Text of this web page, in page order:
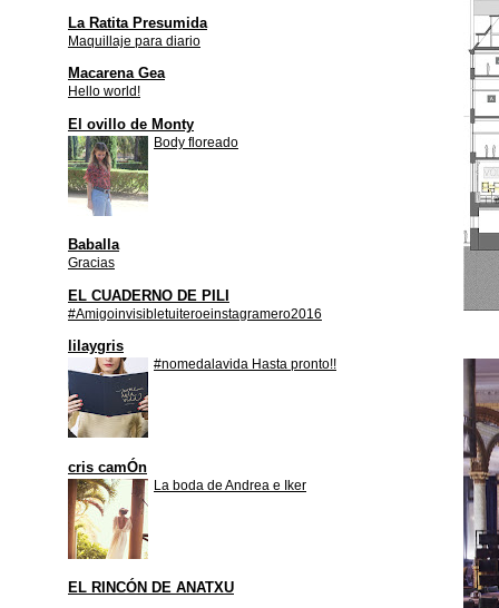
La Ratita Presumida
Maquillaje para diario
Macarena Gea
Hello world!
El ovillo de Monty
Body floreado
Baballa
Gracias
EL CUADERNO DE PILI
#Amigoinvisibletuiteroeinstagramero2016
lilaygris
#nomedalavida Hasta pronto!!
cris camÓn
La boda de Andrea e Iker
EL RINCÓN DE ANATXU